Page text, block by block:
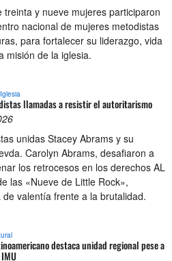
treinta y nueve mujeres participaron
nacional de mujeres metodistas
para fortalecer su liderazgo, vida
misión de la iglesia.
llamadas a resistir el autoritarismo
unidas Stacey Abrams y su
Carolyn Abrams, desafiaron a
los retrocesos en los derechos AL
las «Nueve de Little Rock»,
valentía frente a la brutalidad.
destaca unidad regional pese a